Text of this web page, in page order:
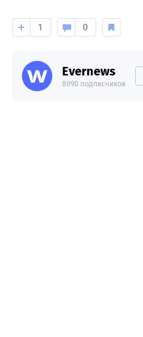
1 0
Evernews
8090 подписчиков